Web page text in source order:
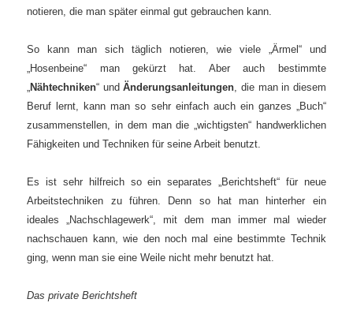
notieren, die man später einmal gut gebrauchen kann.
So kann man sich täglich notieren, wie viele „Ärmel“ und
„Hosenbeine“ man gekürzt hat. Aber auch bestimmte
„Nähtechniken“ undÄnderungsanleitungen, die man in diesem
Beruf lernt, kann man so sehr einfach auch ein ganzes „Buch“
zusammenstellen, in dem man die „wichtigsten“ handwerklichen
Fähigkeiten und Techniken für seine Arbeit benutzt.
Es ist sehr hilfreich so ein separates „Berichtsheft“ für neue
Arbeitstechniken zu führen. Denn so hat man hinterher ein
ideales „Nachschlagewerk“, mit dem man immer mal wieder
nachschauen kann, wie den noch mal eine bestimmte Technik
ging, wenn man sie eine Weile nicht mehr benutzt hat.
Das private Berichtsheft